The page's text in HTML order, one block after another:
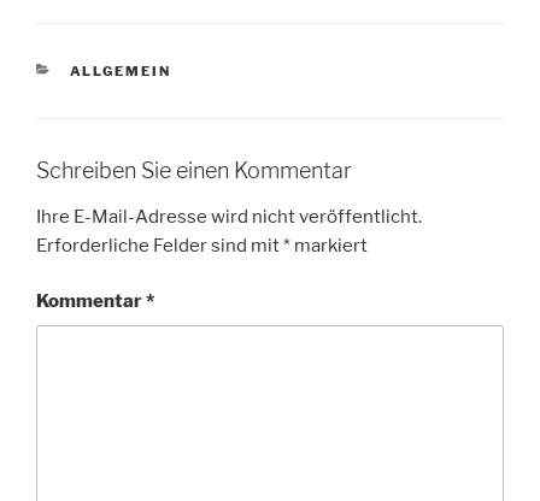
KATEGORIEN
ALLGEMEIN
Schreiben Sie einen Kommentar
Ihre E-Mail-Adresse wird nicht veröffentlicht.
Erforderliche Felder sind mit* markiert
Kommentar*